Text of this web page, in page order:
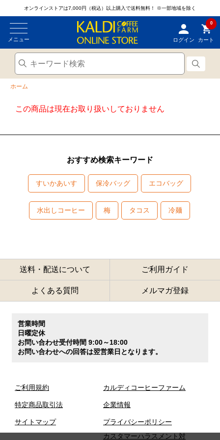
オンラインストアは7,000円（税込）以上購入で送料無料！ ※一部地域を除く
メニュー ログイン
0
カート
ホーム
この商品は現在お取り扱いしておりません
おすすめ検索キーワード
すいかあいす 保冷バッグ エコバッグ
水出しコーヒー 梅 タコス 冷麺
送料・配送について ご利用ガイド
よくある質問 メルマガ登録
営業時間
日曜定休
お問い合わせ受付時間 9:00～18:00
お問い合わせへの回答は翌営業日となります。
ご利用規約
特定商品取引法
サイトマップ
カルディコーヒーファーム
企業情報
プライバシーポリシー
カスタマーハラスメント対